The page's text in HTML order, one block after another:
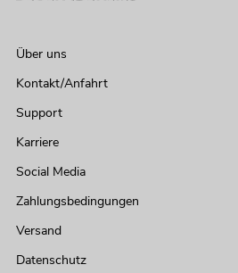
Über uns
Kontakt/Anfahrt
Support
Karriere
Social Media
Zahlungsbedingungen
Versand
Datenschutz